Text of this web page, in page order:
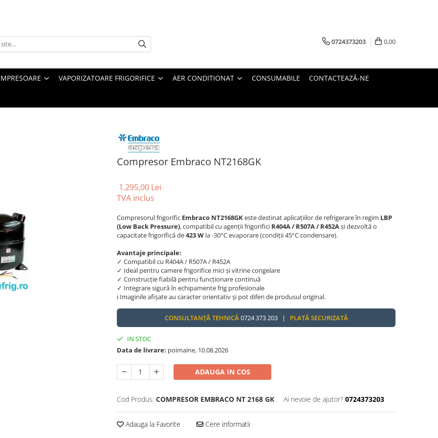
0724373203 0,00
VAPORIZATOARE FRIGORIFICE AER CONDITIONAT CONSUMABILE CONTACTEAZĂ-NE
Compresor Embraco NT2168GK
1.295,00 Lei
TVA inclus
Compresorul frigorific Embraco NT2168GKeste destinat aplicațiilor de refrigerare în regim LBP
(Low Back Pressure), compatibil cu agenții frigorifici R404A / R507A / R452Ași dezvoltă o
capacitate frigorifică de423 W la -30°C evaporare (condiții 45°C condensare).
Avantaje principale:
✓ Compatibil cu R404A / R507A / R452A
✓ Ideal pentru camere frigorifice mici și vitrine congelare
✓ Construcție fiabilă pentru funcționare continuă
✓ Integrare sigură în echipamente frig profesionale
ℹ️ Imaginile afișate au caracter orientativ și pot diferi de produsul original.
CONSULTANȚĂ TEHNICĂ0724 373 203 | PLATĂ SECURIZATĂ
IN STOC
Data de livrare: poimaine, 10.08.2026
ADAUGA IN COS
Cod Produs: COMPRESOR EMBRACO NT 2168 GK Ai nevoie de ajutor? 0724373203
Adauga la Favorite Cere informatii